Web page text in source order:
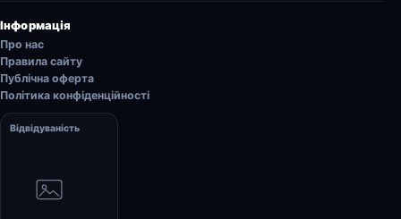
Інформація
Про нас
Правила сайту
Публічна оферта
Політика конфіденційності
Відвідуваність